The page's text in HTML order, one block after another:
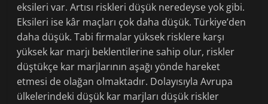
eksileri var. Artısı riskleri düşük neredeyse yok gibi.
Eksileri ise kâr maçları çok daha düşük. Türkiye’den
daha düşük. Tabi firmalar yüksek risklere karşı
yüksek kar marjı beklentilerine sahip olur, riskler
düştükçe kar marjlarının aşağı yönde hareket
etmesi de olağan olmaktadır. Dolayısıyla Avrupa
ülkelerindeki düşük kar marjları düşük riskler